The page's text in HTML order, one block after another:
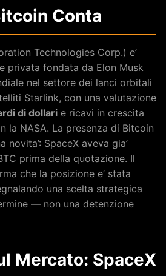
Conta
Technologies Corp.) e’
privata fondata da Elon Musk
nel settore dei lanci orbitali
Starlink, con una valutazione
di dollari e ricavi in crescita
la NASA. La presenza di Bitcoin
novita’: SpaceX aveva gia’
prima della quotazione. Il
che la posizione e’ stata
una scelta strategica
— non una detenzione
Mercato: SpaceX